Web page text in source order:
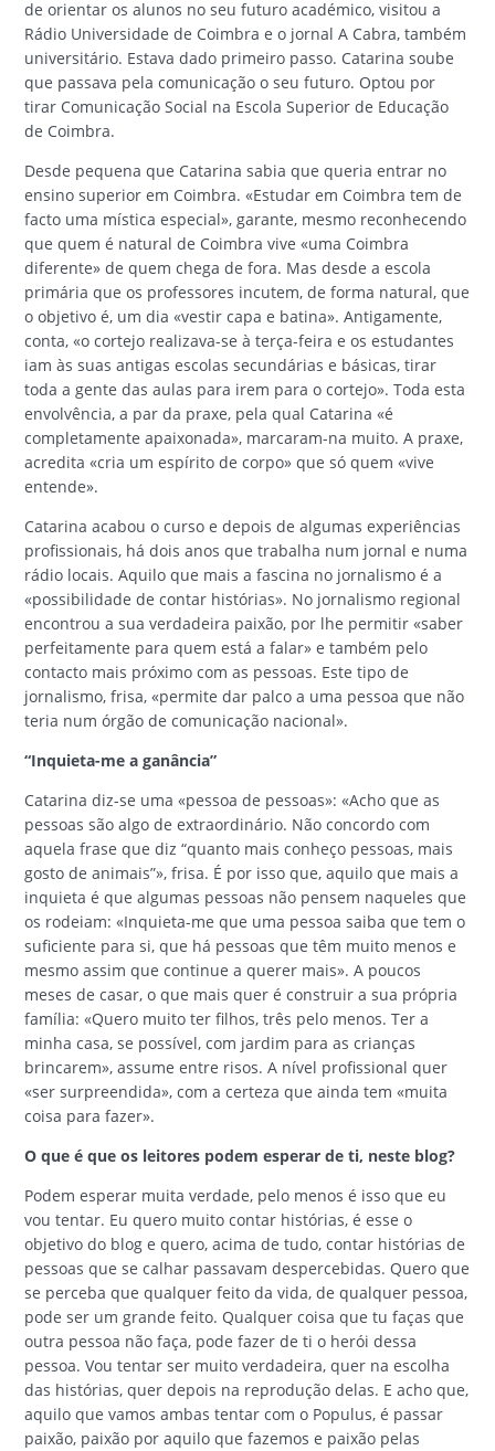
de orientar os alunos no seu futuro académico, visitou a
Rádio Universidade de Coimbra e o jornal A Cabra, também
universitário. Estava dado primeiro passo. Catarina soube
que passava pela comunicação o seu futuro. Optou por
tirar Comunicação Social na Escola Superior de Educação
de Coimbra.
Desde pequena que Catarina sabia que queria entrar no
ensino superior em Coimbra. «Estudar em Coimbra tem de
facto uma mística especial», garante, mesmo reconhecendo
que quem é natural de Coimbra vive «uma Coimbra
diferente» de quem chega de fora. Mas desde a escola
primária que os professores incutem, de forma natural, que
o objetivo é, um dia «vestir capa e batina». Antigamente,
conta, «o cortejo realizava-se à terça-feira e os estudantes
iam às suas antigas escolas secundárias e básicas, tirar
toda a gente das aulas para irem para o cortejo». Toda esta
envolvência, a par da praxe, pela qual Catarina «é
completamente apaixonada», marcaram-na muito. A praxe,
acredita «cria um espírito de corpo» que só quem «vive
entende».
Catarina acabou o curso e depois de algumas experiências
profissionais, há dois anos que trabalha num jornal e numa
rádio locais. Aquilo que mais a fascina no jornalismo é a
«possibilidade de contar histórias». No jornalismo regional
encontrou a sua verdadeira paixão, por lhe permitir «saber
perfeitamente para quem está a falar» e também pelo
contacto mais próximo com as pessoas. Este tipo de
jornalismo, frisa, «permite dar palco a uma pessoa que não
teria num órgão de comunicação nacional».
“Inquieta-me a ganância”
Catarina diz-se uma «pessoa de pessoas»: «Acho que as
pessoas são algo de extraordinário. Não concordo com
aquela frase que diz “quanto mais conheço pessoas, mais
gosto de animais”», frisa. É por isso que, aquilo que mais a
inquieta é que algumas pessoas não pensem naqueles que
os rodeiam: «Inquieta-me que uma pessoa saiba que tem o
suficiente para si, que há pessoas que têm muito menos e
mesmo assim que continue a querer mais». A poucos
meses de casar, o que mais quer é construir a sua própria
família: «Quero muito ter filhos, três pelo menos. Ter a
minha casa, se possível, com jardim para as crianças
brincarem», assume entre risos. A nível profissional quer
«ser surpreendida», com a certeza que ainda tem «muita
coisa para fazer».
O que é que os leitores podem esperar de ti, neste blog?
Podem esperar muita verdade, pelo menos é isso que eu
vou tentar. Eu quero muito contar histórias, é esse o
objetivo do blog e quero, acima de tudo, contar histórias de
pessoas que se calhar passavam despercebidas. Quero que
se perceba que qualquer feito da vida, de qualquer pessoa,
pode ser um grande feito. Qualquer coisa que tu faças que
outra pessoa não faça, pode fazer de ti o herói dessa
pessoa. Vou tentar ser muito verdadeira, quer na escolha
das histórias, quer depois na reprodução delas. E acho que,
aquilo que vamos ambas tentar com o Populus, é passar
paixão, paixão por aquilo que fazemos e paixão pelas